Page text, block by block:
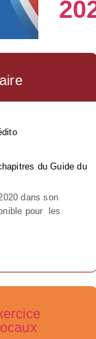
du Guide du
dans son
pour les